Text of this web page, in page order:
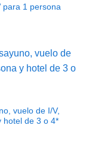
para 1 persona
vuelo de I/V,
hotel de 3 o 4*